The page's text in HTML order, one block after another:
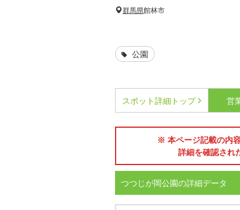
群馬県館林市
公園
スポット詳細 トップ 営
※ 本ページ記載の内
詳細を確認され
つつじが岡公園の詳細データ